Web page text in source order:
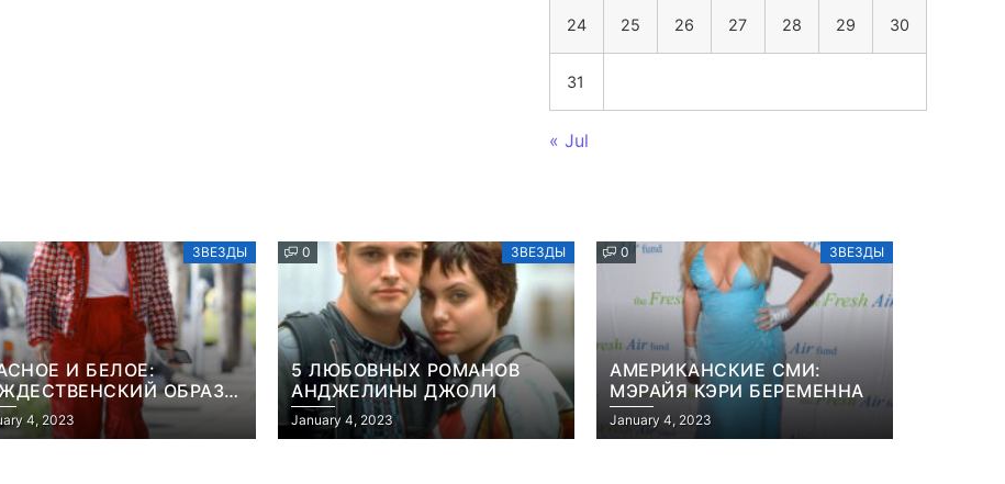
24 25 26 27 28 29 30
31
« Jul
ЗВЕЗДЫ
И БЕЛОЕ:
ОБРАЗ
КАЖДЫЙ ДЕНЬ ОТ
ЛОПЕС
4, 2023
0 ЗВЕЗДЫ
5 ЛЮБОВНЫХ РОМАНОВ
АНДЖЕЛИНЫ ДЖОЛИ
January 4, 2023
0 ЗВЕЗДЫ
АМЕРИКАНСКИЕ СМИ:
МЭРАЙЯ КЭРИ БЕРЕМЕННА
January 4, 2023